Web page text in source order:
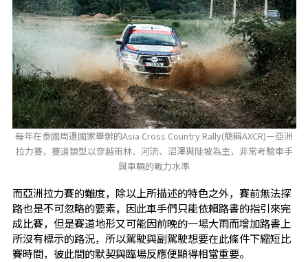
每年在泰國周邊國家舉辦的Asia Cross Country Rally(簡稱AXCR)－亞洲
拉力賽，賽道類型以穿越雨林、河流、沼澤與陡坡為主，非常考驗車手
與車輛的戰力水準
而亞洲拉力賽的難度，除以上所描述的特色之外，賽前無法探
路也是不可忽略的要素，因此車手們只能依賴路書的指引來完
成比賽，但是賽道地形又可能因前晚的一場大雨而增加路書上
所沒有標示的路況，所以駕駛與副駕駛想要在此條件下縮短比
賽時間，彼此間的默契與臨場反應便顯得相當重要。